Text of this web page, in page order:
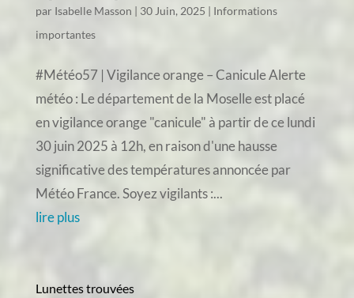
par Isabelle Masson | 30 Juin, 2025 | Informations
importantes
#Météo57 | Vigilance orange – Canicule Alerte
météo : Le département de la Moselle est placé
en vigilance orange "canicule" à partir de ce lundi
30 juin 2025 à 12h, en raison d'une hausse
significative des températures annoncée par
Météo France. Soyez vigilants :...
lire plus
Lunettes trouvées